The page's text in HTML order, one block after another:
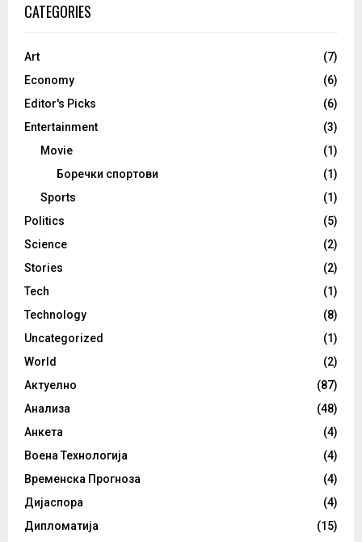
CATEGORIES
Art
(7)
Economy
(6)
Editor's Picks
(6)
Entertainment
(3)
Movie
(1)
Боречки спортови
(1)
Sports
(1)
Politics
(5)
Science
(2)
Stories
(2)
Tech
(1)
Technology
(8)
Uncategorized
(1)
World
(2)
Актуелно
(87)
Анализа
(48)
Анкета
(4)
Воена Технологија
(4)
Временска Прогноза
(4)
Дијаспора
(4)
Дипломатија
(15)